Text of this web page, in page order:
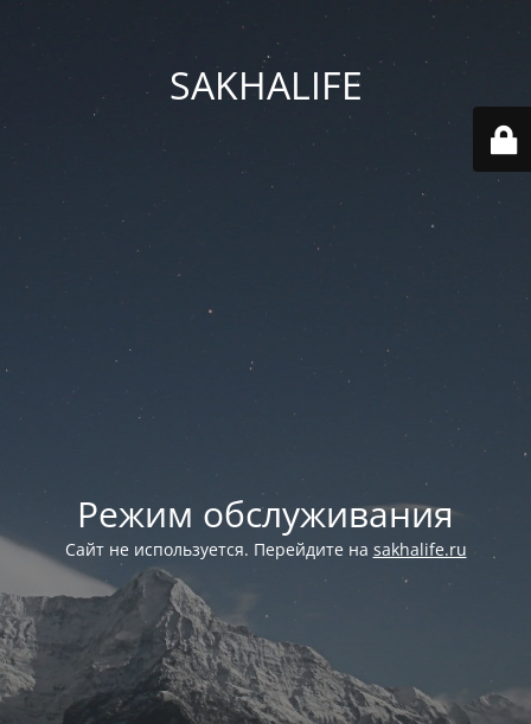
SAKHALIFE
Режим обслуживания
Сайт не используется. Перейдите на sakhalife.ru